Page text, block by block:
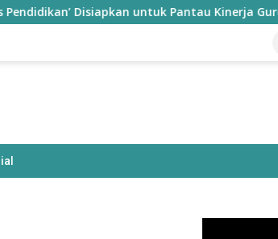
Disiapkan untuk Pantau Kinerja Guru di Taliabu